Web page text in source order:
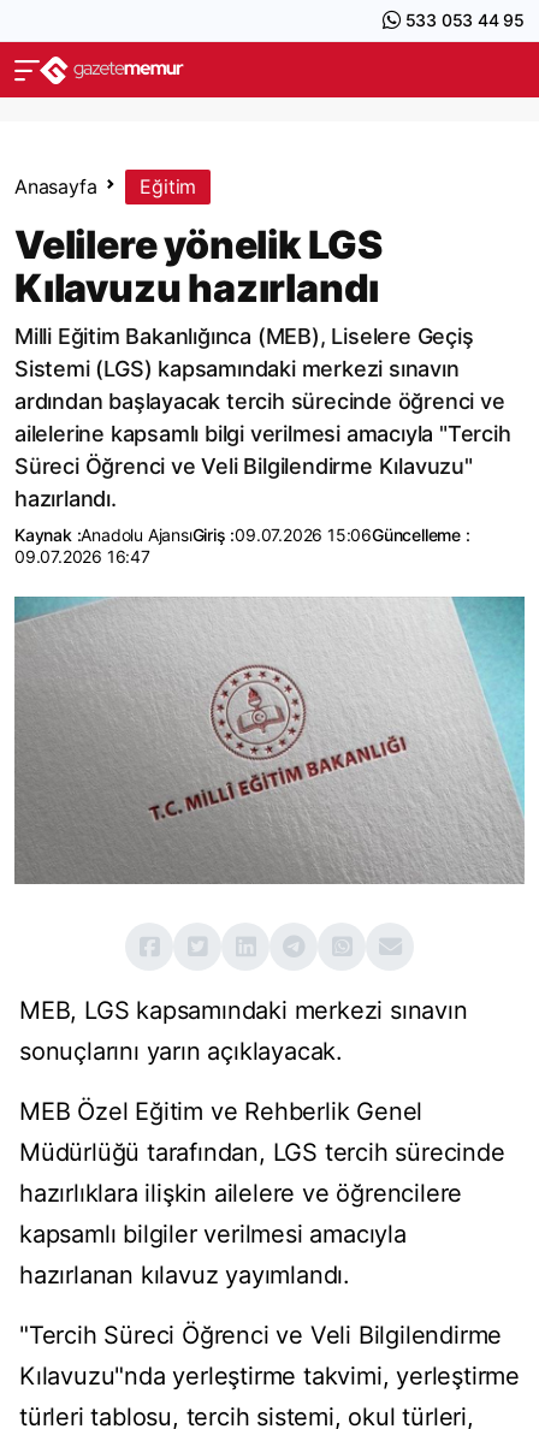
533 053 44 95
Anasayfa Eğitim
Velilere yönelik LGS
Kılavuzu hazırlandı
Milli Eğitim Bakanlığınca (MEB), Liselere Geçiş
Sistemi (LGS) kapsamındaki merkezi sınavın
ardından başlayacak tercih sürecinde öğrenci ve
ailelerine kapsamlı bilgi verilmesi amacıyla "Tercih
Süreci Öğrenci ve Veli Bilgilendirme Kılavuzu"
hazırlandı.
Kaynak :Anadolu AjansıGiriş :09.07.2026 15:06Güncelleme :
09.07.2026 16:47
MEB, LGS kapsamındaki merkezi sınavın
sonuçlarını yarın açıklayacak.
MEB Özel Eğitim ve Rehberlik Genel
Müdürlüğü tarafından, LGS tercih sürecinde
hazırlıklara ilişkin ailelere ve öğrencilere
kapsamlı bilgiler verilmesi amacıyla
hazırlanan kılavuz yayımlandı.
"Tercih Süreci Öğrenci ve Veli Bilgilendirme
Kılavuzu"nda yerleştirme takvimi, yerleştirme
türleri tablosu, tercih sistemi, okul türleri,